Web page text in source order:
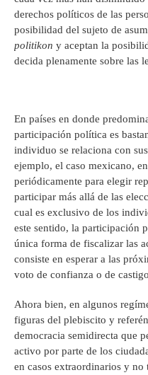
derechos políticos de las
posibilidad del sujeto de
politikon y aceptan la
decida plenamente sobre las
En países en donde
participación política es
individuo se relaciona con
ejemplo, el caso mexicano,
periódicamente para elegir
participar más allá de las
cual es exclusivo de los
este sentido, la participación
única forma de fiscalizar las
consiste en esperar a las
voto de confianza o de
Ahora bien, en algunos
figuras del plebiscito y
democracia semidirecta que
activo por parte de los
en casos extraordinarios y no